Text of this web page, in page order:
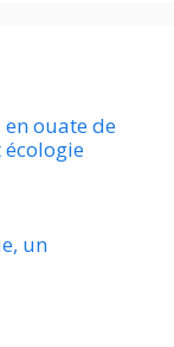
ouate de
écologie
un